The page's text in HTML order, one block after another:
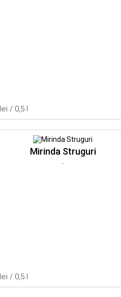
lei / 0,5 l
Mirinda Struguri
-
lei / 0,5 l